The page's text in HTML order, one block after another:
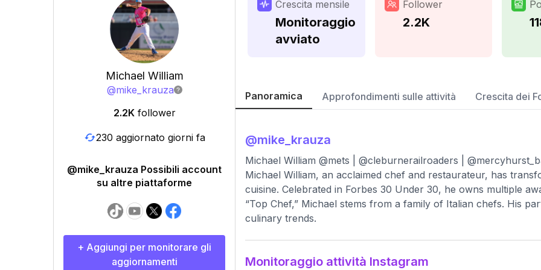
Michael William
@mike_krauza
2.2K follower
230 aggiornato giorni fa
@mike_krauza Possibili account
su altre piattaforme
+ Aggiungi per monitorare gli
aggiornamenti
Crescita mensile
Monitoraggio
avviato
Follower
2.2K
Panoramica Approfondimenti sulle attività Crescita dei
@mike_krauza
Michael William @mets | @cleburnerailroaders |
Michael William, an acclaimed chef and restaurateur, has
cuisine. Celebrated in Forbes 30 Under 30, he owns multiple
“Top Chef,” Michael stems from a family of Italian chefs. His
culinary trends.
Monitoraggio attività Instagram